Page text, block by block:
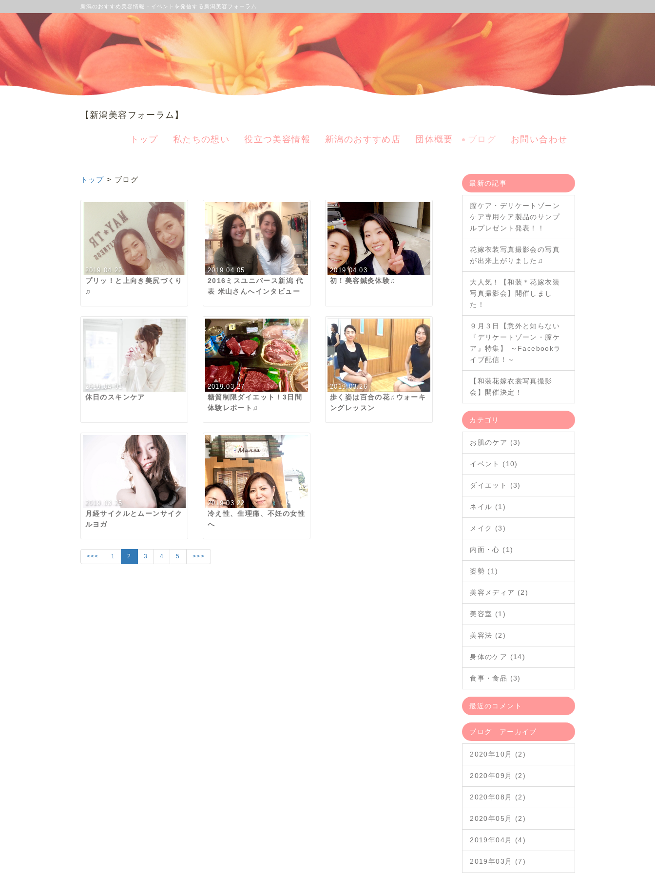
新潟のおすすめ美容情報・イベントを発信する新潟美容フォーラム
【新潟美容フォーラム】
トップ 私たちの想い 役立つ美容情報 新潟のおすすめ店 団体概要 ブログ お問い合わせ
トップ > ブログ
2019.04.22
プリッ！と上向き美尻づくり
♫
2019.04.05
2016ミスユニバース新潟 代
表 米山さんへインタビュー
2019.04.03
初！美容鍼灸体験♫
2019.04.01
休日のスキンケア
2019.03.27
糖質制限ダイエット！3日間
体験レポート♫
2019.03.26
歩く姿は百合の花♫ウォーキ
ングレッスン
2019.03.25
月経サイクルとムーンサイク
ルヨガ
2019.03.22
冷え性、生理痛、不妊の女性
へ
<<< 1 2 3 4 5 >>>
最新の記事
膣ケア・デリケートゾーン
ケア専用ケア製品のサンプ
ルプレゼント発表！！
花嫁衣装写真撮影会の写真
が出来上がりました♫
大人気！【和装＊花嫁衣装
写真撮影会】開催しまし
た！
９月３日【意外と知らない
『デリケートゾーン・膣ケ
ア』特集】 ～Facebookラ
イブ配信！～
【和装花嫁衣裳写真撮影
会】開催決定！
カテゴリ
お肌のケア (3)
イベント (10)
ダイエット (3)
ネイル (1)
メイク (3)
内面・心 (1)
姿勢 (1)
美容メディア (2)
美容室 (1)
美容法 (2)
身体のケア (14)
食事・食品 (3)
最近のコメント
ブログ アーカイブ
2020年10月 (2)
2020年09月 (2)
2020年08月 (2)
2020年05月 (2)
2019年04月 (4)
2019年03月 (7)